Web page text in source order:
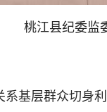
桃江县纪委监
层群众切身利